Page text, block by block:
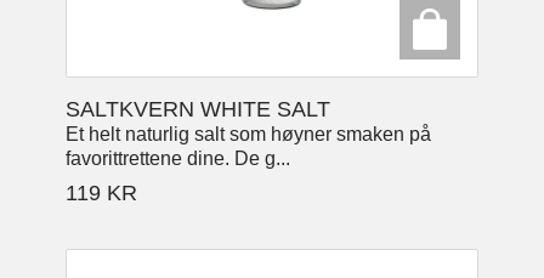
SALTKVERN WHITE SALT
Et helt naturlig salt som høyner smaken på
favorittrettene dine. De g...
119 KR